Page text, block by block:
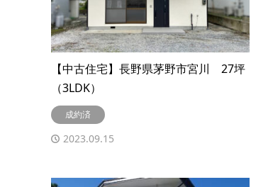
【中古住宅】長野県茅野市宮川 27坪
（3LDK）
成約済
2023.09.15